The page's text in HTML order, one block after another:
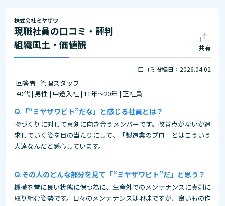
株式会社ミヤザワ
現職社員の口コミ・評判
組織風土・価値観
共有
口コミ投稿日：2026.04.02
回答者 : 管理スタッフ
40代 | 男性 | 中途入社 | 11年～20年 | 正社員
「“ミヤザワビト”だな」と感じる社員とは？
物づくりに対して真剣に向き合うメンバーです。改善点がないか追
求していく姿を目の当たりにして、「製造業のプロ」とはこういう
人達なんだと感心しています。
その人のどんな部分を見て「“ミヤザワビト”だ」と思う？
機械を常に良い状態に保つ為に、生産外でのメンテナンスに真剣に
取り組む姿勢です。日々のメンテナンスは地味ですが、良いもの作